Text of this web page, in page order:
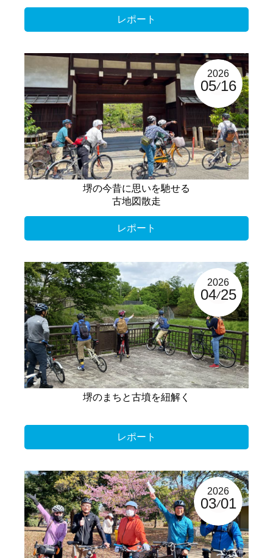
レポート
2026
05 16
堺の今昔に思いを馳せる
古地図散走
レポート
2026
04 25
堺のまちと古墳を紐解く
レポート
2026
03 01